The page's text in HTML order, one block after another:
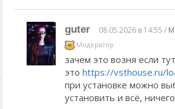
guter 08.05.2026 в 14:55 /
Модератор
зачем это возня если
это https://vsthouse.ru/
при установке можно
установить и всё,